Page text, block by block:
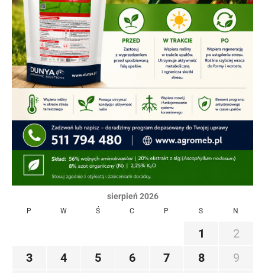
sierpień 2026
P W Ś C P S N
1
2
3
4 5 6 7 8
9